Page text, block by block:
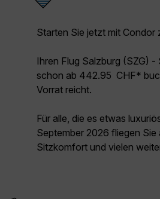
Starten Sie jetzt mit Condor
Ihren Flug Salzburg (SZG)
schon ab 442.95 CHF*
Vorrat reicht.
Für alle, die es etwas
September 2026 fliegen
Sitzkomfort und vielen